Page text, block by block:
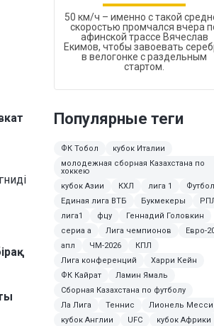
50 км/ч – именно с такой
скоростью промчался вчера
афинской трассе Вячеслав
Екимов, чтобы завоевать
в велогонке с раздельным
стартом.
Популярные теги
ФК Тобол
кубок Италии
молодежная сборная Казахстана по
хоккею
кубок Азии
КХЛ лига 1
Футбол
Единая лига ВТБ
Букмекеры
лига1
фцу
Геннадий Головкин
сериа а
Лига чемпионов
Евро-
апл
ЧМ-2026
КПЛ
Лига конференций
Харри Кейн
ФК Кайрат
Ламин Ямаль
Сборная Казахстана по футболу
Ла Лига
Теннис
Лионель Месси
кубок Англии
UFC кубок Африки